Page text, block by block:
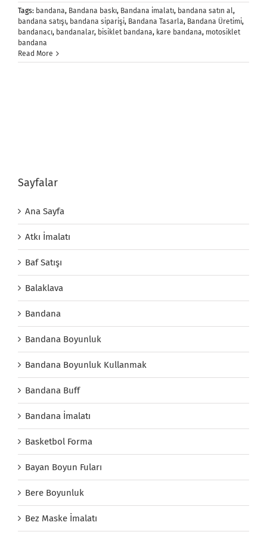
Tags: bandana, Bandana baskı, Bandana imalatı, bandana satın al,
bandana satışı, bandana siparişi, Bandana Tasarla, Bandana Üretimi,
bandanacı, bandanalar, bisiklet bandana, kare bandana, motosiklet
bandana
Read More
Sayfalar
Ana Sayfa
Atkı İmalatı
Baf Satışı
Balaklava
Bandana
Bandana Boyunluk
Bandana Boyunluk Kullanmak
Bandana Buff
Bandana İmalatı
Basketbol Forma
Bayan Boyun Fuları
Bere Boyunluk
Bez Maske İmalatı